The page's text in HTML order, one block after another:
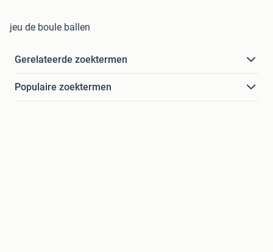
jeu de boule ballen
Gerelateerde zoektermen
Populaire zoektermen